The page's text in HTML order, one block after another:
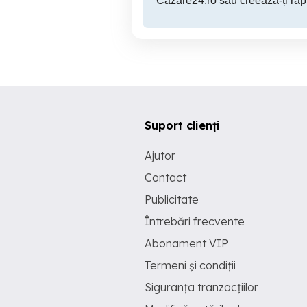
Suport clienți
Ajutor
Contact
Publicitate
Întrebări frecvente
Abonament VIP
Termeni și condiții
Siguranța tranzacțiilor